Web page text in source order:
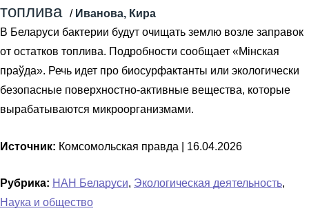
топлива / Иванова, Кира
В Беларуси бактерии будут очищать землю возле заправок
от остатков топлива. Подробности сообщает «Мiнская
праўда». Речь идет про биосурфактанты или экологически
безопасные поверхностно-активные вещества, которые
вырабатываются микроорганизмами.
Источник: Комсомольская правда | 16.04.2026
Рубрика: НАН Беларуси, Экологическая деятельность,
Наука и общество